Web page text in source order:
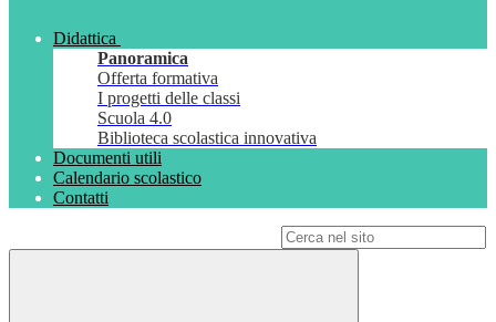
Didattica
Panoramica
Offerta formativa
I progetti delle classi
Scuola 4.0
Biblioteca scolastica innovativa
Documenti utili
Calendario scolastico
Contatti